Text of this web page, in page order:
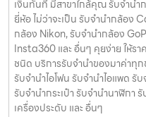
เงินทันที มีสาขาใกล้คุณ รับจำน
ยี่ห้อ ไม่ว่าจะเป็น รับจำนำกล้อง
กล้อง Nikon, รับจำนำกล้อง
Insta360 และ อื่นๆ คุยง่าย ให้ร
ชนิด บริการรับจำนำของมาค่าทุ
รับจํานําไอโฟน รับจํานําไอแพด
รับจํานํากระเป๋า รับจํานํานาฬิกา
เครื่องประดับ และ อื่นๆ